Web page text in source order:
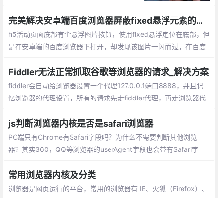
设为首页的方法;Firefox火狐浏览器设为首页
的方法
完美解决安卓端百度浏览器屏蔽fixed悬浮元素的问题
h5活动页面底部有个悬浮图片按钮，使用fixed悬浮定位在底部，但
是在安卓端的百度浏览器下打开，却发现该图片一闪而过，在百度
Fiddler无法正常抓取谷歌等浏览器的请求_解决方案
fiddler会自动给浏览器设置一个代理127.0.0.1端口8888，并且记
忆浏览器的代理设置，所有的请求先走fiddler代理，再走浏览器代
统代理选项。即可解决问题。
js判断浏览器内核是否是safari浏览器
PC端只有Chrome有Safari字段吗？为什么不需要判断其他浏览
器？其实360，QQ等浏览器的userAgent字段也会带有Safari字
me字段。
常用浏览器内核及分类
浏览器是网页运行的平台，常用的浏览器有 IE、火狐（Firefox）、